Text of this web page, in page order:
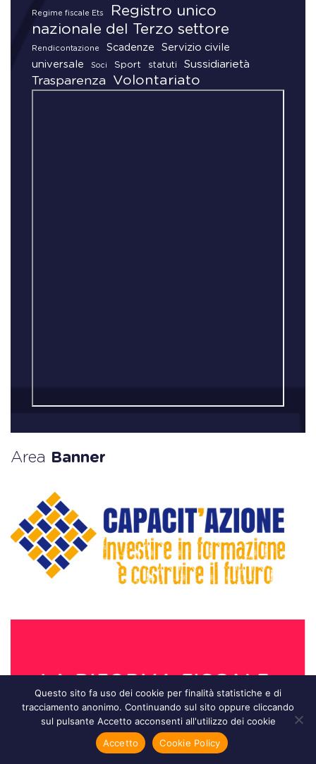
Regime fiscale Ets
Registro unico
nazionale del Terzo settore
Rendicontazione Scadenze
Servizio civile
universale
Soci Sport statuti Sussidiarietà
Trasparenza Volontariato
Area Banner
Questo sito fa uso dei cookie per finalità statistiche e di
tracciamento anonimo. Continuando sul sito oppure cliccando
sul pulsante Accetto acconsenti all'utilizzo dei cookie
Accetto
Cookie Policy